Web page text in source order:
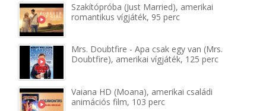
Szakítópróba (Just Married), amerikai
romantikus vígjáték, 95 perc
Mrs. Doubtfire - Apa csak egy van (Mrs.
Doubtfire), amerikai vígjáték, 125 perc
Vaiana HD (Moana), amerikai családi
animációs film, 103 perc